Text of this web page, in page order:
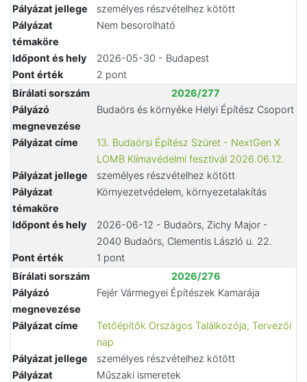
Pályázat jellege
személyes részvételhez kötött
Pályázat
témaköre
Nem besorolható
Időpont és hely
2026-05-30 - Budapest
Pont érték
2 pont
Bírálati sorszám
2026/277
Pályázó
megnevezése
Budaörs és környéke Helyi Építész Csoport
Pályázat címe
13. Budaörsi Építész Szüret - NextGen X
LOMB Klímavédelmi fesztivál 2026.06.12.
Pályázat jellege
személyes részvételhez kötött
Pályázat
témaköre
Környezetvédelem, környezetalakítás
Időpont és hely
2026-06-12 - Budaörs, Zichy Major -
2040 Budaörs, Clementis László u. 22.
Pont érték
1 pont
Bírálati sorszám
2026/276
Pályázó
megnevezése
Fejér Vármegyei Építészek Kamarája
Pályázat címe
Tetőépítők Országos Találkozója, Tervezői
nap
Pályázat jellege
személyes részvételhez kötött
Pályázat
Műszaki ismeretek